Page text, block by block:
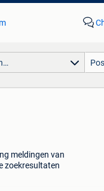
meldingen van
zoekresultaten